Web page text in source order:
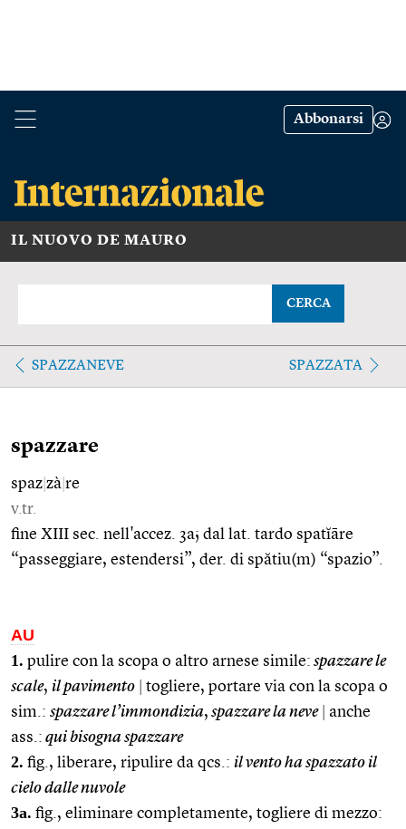
Abbonarsi
IL NUOVO DE MAURO
CERCA
SPAZZANEVE SPAZZATA
spazzare
spaz zà re
v.tr.
fine XIII sec. nell'accez. 3a; dal lat. tardo spatĭāre
“passeggiare, estendersi”, der. di spătiu(m) “spazio”.
AU
1. pulire con la scopa o altro arnese simile: spazzare le
scale, il pavimento
togliere, portare via con la scopa o
sim.: spazzare l’immondizia, spazzare la neve
anche
ass.: qui bisogna spazzare
2. fig., liberare, ripulire da qcs.: il vento ha spazzato il
cielo dalle nuvole
3a. fig., eliminare completamente, togliere di mezzo: